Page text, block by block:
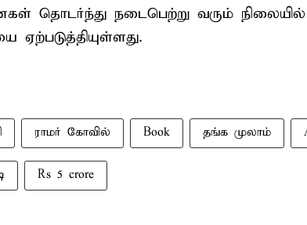
தொடர்ந்து நடைபெற்று வரும் நிலையில்
ஏற்படுத்தியுள்ளது.
ராமர் கோவில் Book தங்க முலாம்
Rs 5 crore